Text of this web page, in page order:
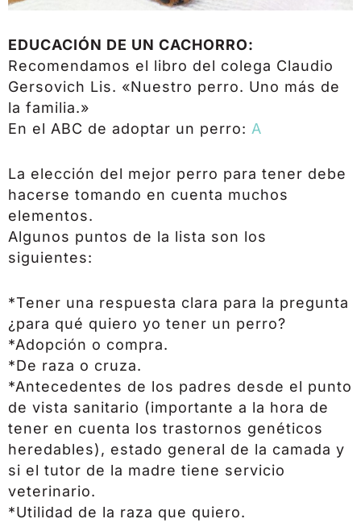
EDUCACIÓN DE UN CACHORRO:
Recomendamos el libro del colega Claudio
Gersovich Lis. «Nuestro perro. Uno más de
la familia.»
En el ABC de adoptar un perro: A
La elección del mejor perro para tener debe
hacerse tomando en cuenta muchos
elementos.
Algunos puntos de la lista son los
siguientes:
*Tener una respuesta clara para la pregunta
¿para qué quiero yo tener un perro?
*Adopción o compra.
*De raza o cruza.
*Antecedentes de los padres desde el punto
de vista sanitario (importante a la hora de
tener en cuenta los trastornos genéticos
heredables), estado general de la camada y
si el tutor de la madre tiene servicio
veterinario.
*Utilidad de la raza que quiero.